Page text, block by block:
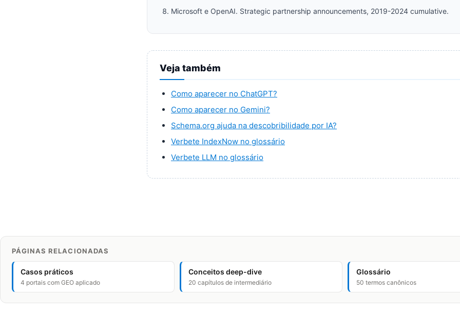
Microsoft e OpenAI. Strategic partnership announcements, 2019-2024 cumulative.
Veja também
Como aparecer no ChatGPT?
Como aparecer no Gemini?
Schema.org ajuda na descobribilidade por IA?
Verbete IndexNow no glossário
Verbete LLM no glossário
PÁGINAS RELACIONADAS
Casos práticos
4 portais com GEO aplicado
Conceitos deep-dive
20 capítulos de intermediário
Glossário
50 termos canônicos